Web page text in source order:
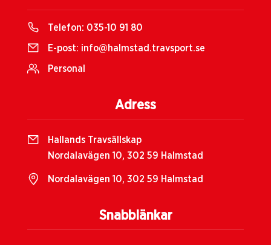
Snabblänkar
Telefon: 035-10 91 80
E-post: info@halmstad.travsport.se
Personal
Adress
Hallands Travsällskap
Nordalavägen 10, 302 59 Halmstad
Nordalavägen 10, 302 59 Halmstad